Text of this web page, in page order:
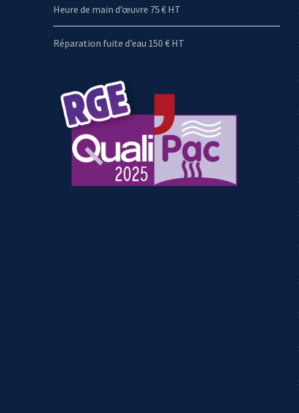
Heure de main d’œuvre 75 € HT
Réparation fuite d’eau 150 € HT